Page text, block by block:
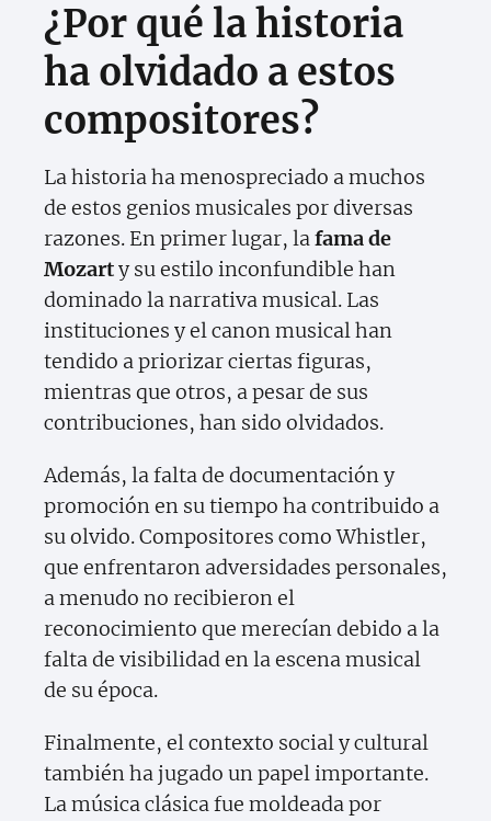
¿Por qué la historia
ha olvidado a estos
compositores?
La historia ha menospreciado a muchos
de estos genios musicales por diversas
razones. En primer lugar, lafama de
Mozarty su estilo inconfundible han
dominado la narrativa musical. Las
instituciones y el canon musical han
tendido a priorizar ciertas figuras,
mientras que otros, a pesar de sus
contribuciones, han sido olvidados.
Además, la falta de documentación y
promoción en su tiempo ha contribuido a
su olvido. Compositores como Whistler,
que enfrentaron adversidades personales,
a menudo no recibieron el
reconocimiento que merecían debido a la
falta de visibilidad en la escena musical
de su época.
Finalmente, el contexto social y cultural
también ha jugado un papel importante.
La música clásica fue moldeada por